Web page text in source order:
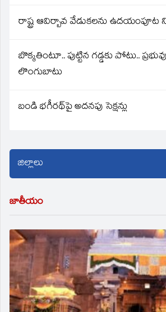
రాష్ట్ర ఆవిర్బావ వేడుకలను
బొక్కతింటూ.. పుట్టిన గడ్డకు పోటు..
లొంగుబాటు
బండి భగీరథ్‌పై అదనపు సెక్షన్లు
జాతీయం